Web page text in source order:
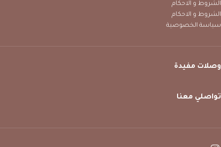
الشروط و الاحكام
الشروط و الاحكام
سياسة الخصوصية
وصلات مفيدة
تواصلي معنا